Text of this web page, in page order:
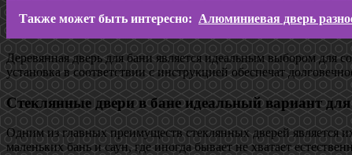
Также может быть интересно: Алюминиевая дверь
Деревянная дверь для бани является идеальным выбором
установка в соответствии с инструкцией обеспечат
Стеклянные двери в бане идеальный вариант
Одним из главных преимуществ стеклянных дверей является
маленьких бань и саун, где иногда бывает не хватает